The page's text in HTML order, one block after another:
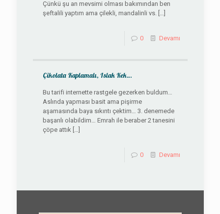
Çünkü şu an mevsimi olması bakımından ben
şeftalili yaptım ama çilekli, mandalinli vs.[…]
0 Devamı
Çikolata Kaplamalı, Islak Kek…
Bu tarifi internette rastgele gezerken buldum…
Aslında yapması basit ama pişirme
aşamasında baya sıkıntı çektim… 3. denemede
başarılı olabildim… Emrah ile beraber 2 tanesini
çöpe attık[…]
0 Devamı